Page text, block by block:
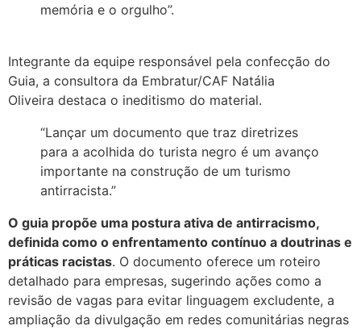
memória e o orgulho”.
Integrante da equipe responsável pela confecção do
Guia, a consultora da Embratur/CAF Natália
Oliveira destaca o ineditismo do material.
“Lançar um documento que traz diretrizes
para a acolhida do turista negro é um avanço
importante na construção de um turismo
antirracista.”
O guia propõe uma postura ativa de antirracismo,
definida como o enfrentamento contínuo a doutrinas e
práticas racistas. O documento oferece um roteiro
detalhado para empresas, sugerindo ações como a
revisão de vagas para evitar linguagem excludente, a
ampliação da divulgação em redes comunitárias negras